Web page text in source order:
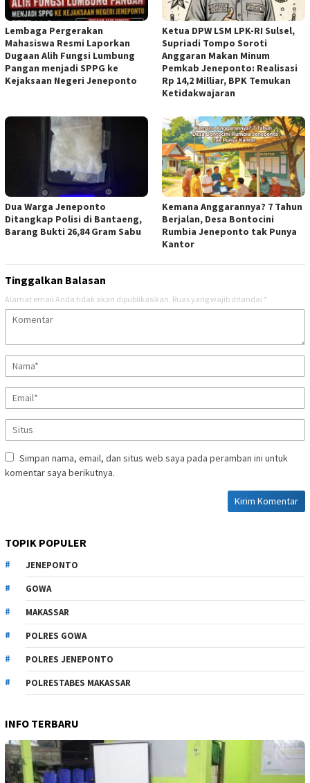
Lembaga Pergerakan
Mahasiswa Resmi Laporkan
Dugaan Alih Fungsi Lumbung
Pangan menjadi SPPG ke
Kejaksaan Negeri Jeneponto
Ketua DPW LSM LPK-RI Sulsel,
Supriadi Tompo Soroti
Anggaran Makan Minum
Pemkab Jeneponto: Realisasi
Rp 14,2 Milliar, BPK Temukan
Ketidakwajaran
Dua Warga Jeneponto
Ditangkap Polisi di Bantaeng,
Barang Bukti 26,84 Gram Sabu
Kemana Anggarannya? 7 Tahun
Berjalan, Desa Bontocini
Rumbia Jeneponto tak Punya
Kantor
Tinggalkan Balasan
Alamat email Anda tidak akan dipublikasikan. Ruas yang wajib ditandai *
Simpan nama, email, dan situs web saya pada peramban ini untuk
komentar saya berikutnya.
TOPIK POPULER
JENEPONTO
GOWA
MAKASSAR
POLRES GOWA
POLRES JENEPONTO
POLRESTABES MAKASSAR
INFO TERBARU